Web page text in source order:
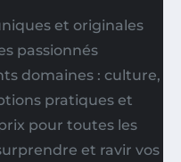
et originales
passionnés
domaines : culture,
pratiques et
pour toutes les
et ravir vos